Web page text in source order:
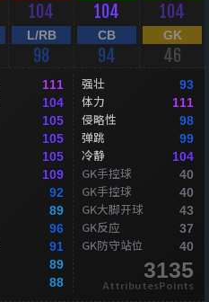
104 104 104
L/RB
98
CB
94
GK
46
111
104
105
105
105
109
92
89
96
91
89
88
强壮 93
体力 111
侵略性 98
弹跳 99
冷静 104
GK手控球 40
GK手控球 40
GK大脚开球 43
GK反应 37
GK防守站位 40
3135
AttributesPoints